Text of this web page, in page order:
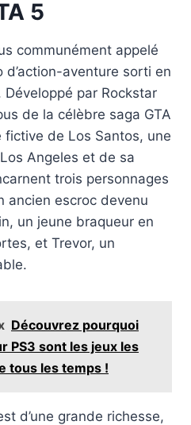
5
communément appelé
d’action-aventure sorti en
par Rockstar
de la célèbre saga GTA
de Los Santos, une
Angeles et de sa
trois personnages
ancien escroc devenu
un jeune braqueur en
et Trevor, un
Découvrez pourquoi
PS3 sont les jeux les
tous les temps !
d’une grande richesse,